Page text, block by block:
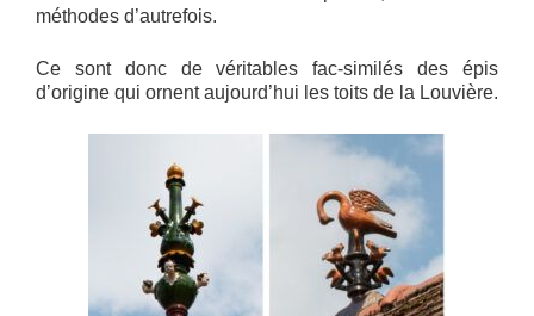
méthodes d’autrefois.
Ce sont donc de véritables fac-similés des épis
d’origine qui ornent aujourd’hui les toits de la Louvière.